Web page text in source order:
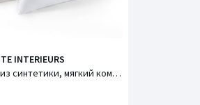
INTERIEURS
Подушка из синтетики, мягкий комфорт